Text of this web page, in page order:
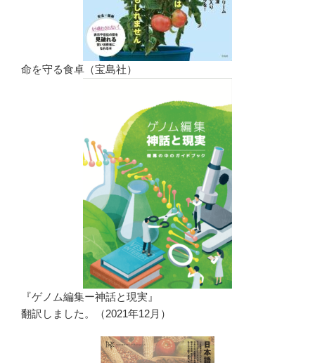
命を守る食卓（宝島社）
『ゲノム編集ー神話と現実』
翻訳しました。（2021年12月）